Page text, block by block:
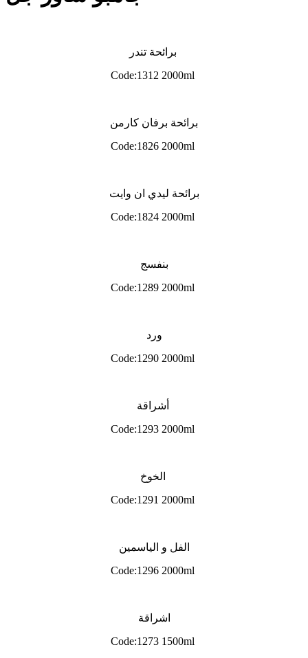
Code:1312 2000ml
برائحة برفان كارمن
Code:1826 2000ml
برائحة ليدي ان وايت
Code:1824 2000ml
بنفسج
Code:1289 2000ml
ورد
Code:1290 2000ml
Code:1293 2000ml
Code:1291 2000ml
الفل و الياسمين
Code:1296 2000ml
اشراقة
Code:1273 1500ml